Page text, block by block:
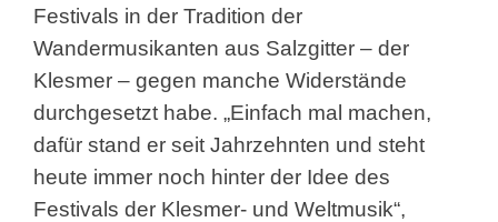
Festivals in der Tradition der
Wandermusikanten aus Salzgitter – der
Klesmer – gegen manche Widerstände
durchgesetzt habe. „Einfach mal machen,
dafür stand er seit Jahrzehnten und steht
heute immer noch hinter der Idee des
Festivals der Klesmer- und Weltmusik“,